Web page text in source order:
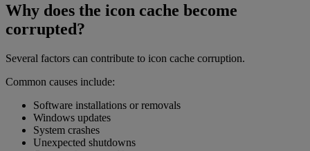
Why does the icon cache become
corrupted?
Several factors can contribute to icon cache corruption.
Common causes include:
Software installations or removals
Windows updates
System crashes
Unexpected shutdowns